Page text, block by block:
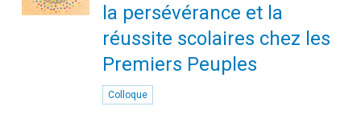
la persévérance et la
réussite scolaires chez les
Premiers Peuples
Colloque